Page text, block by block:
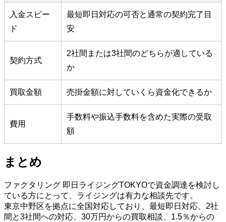
入金スピー
ド
最短即日対応の可否と通常の契約完了目
安
契約方式
2社間または3社間のどちらが適している
か
買取金額 売掛金額に対していくら資金化できるか
費用
手数料や振込手数料を含めた実際の受取
額
まとめ
ファクタリング 即日ライジングTOKYOで資金調達を検討し
ている方にとって、ライジングは有力な相談先です。
東京中野区を拠点に全国対応しており、最短即日対応、2社
間と3社間への対応、30万円からの買取相談、1.5％からの